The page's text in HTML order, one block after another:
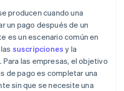
y seguridad en los
del cumplimiento y
operativos de los
producen cuando una
un pago después de un
es un escenario común en
suscripciones y la
. Para las empresas, el objetivo
de pago es completar una
sin que se necesite una